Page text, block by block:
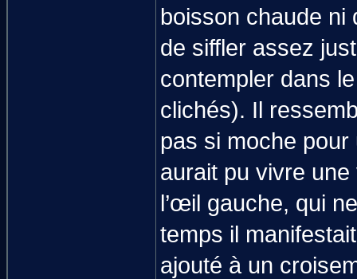
boisson chaude ni
de siffler assez
contempler dans
clichés). Il
pas si moche pour
aurait pu vivre
l’œil gauche, qui
temps il
ajouté à un